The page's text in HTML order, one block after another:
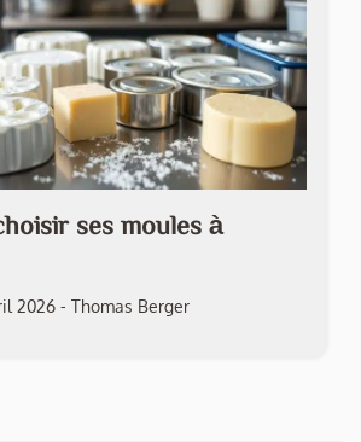
ses moules à
2026 - Thomas Berger